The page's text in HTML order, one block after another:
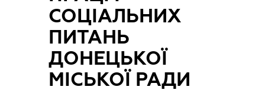
СОЦІАЛЬНИХ
ПИТАНЬ
ДОНЕЦЬКОЇ
МІСЬКОЇ РАДИ